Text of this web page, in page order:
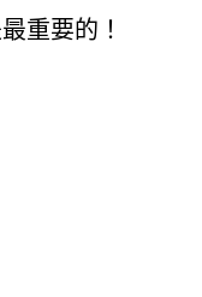
重要的！